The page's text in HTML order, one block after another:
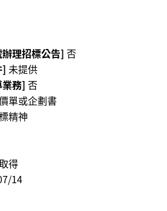
理招標公告] 否
] 未提供
務] 否
單或企劃書
精神
得
14